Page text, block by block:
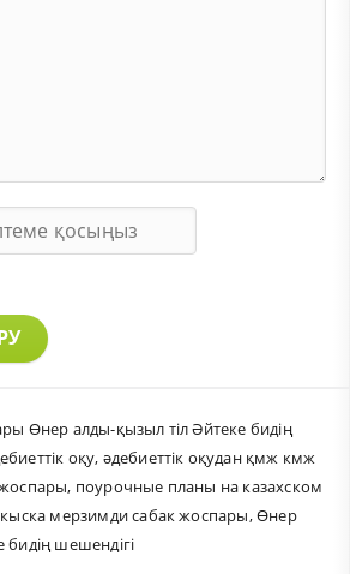
Өнер алды-қызыл тіл Әйтеке бидің
оқу, әдебиеттік оқудан қмж кмж
, поурочные планы на казахском
кыска мерзимди сабак жоспары,Өнер
бидің шешендігі